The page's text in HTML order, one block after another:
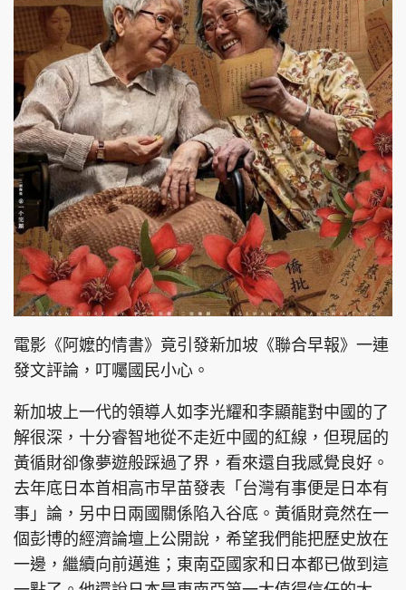
電影《阿嬤的情書》竟引發新加坡《聯合早報》一連
發文評論，叮囑國民小心。
新加坡上一代的領導人如李光耀和李顯龍對中國的了
解很深，十分睿智地從不走近中國的紅線，但現屆的
黃循財卻像夢遊般踩過了界，看來還自我感覺良好。
去年底日本首相高市早苗發表「台灣有事便是日本有
事」論，另中日兩國關係陷入谷底。黃循財竟然在一
個彭博的經濟論壇上公開說，希望我們能把歷史放在
一邊，繼續向前邁進；東南亞國家和日本都已做到這